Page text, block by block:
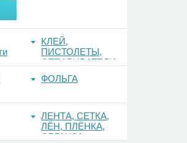
КЛЕЙ,
ПИСТОЛЕТЫ,
ОТПАРИВАТЕЛИ
ФОЛЬГА
ЛЕНТА, СЕТКА,
ЛЁН, ПЛЁНКА,
ОРГАНЗА